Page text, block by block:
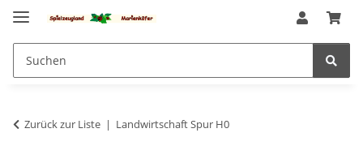
Zurück zur Liste Landwirtschaft Spur H0